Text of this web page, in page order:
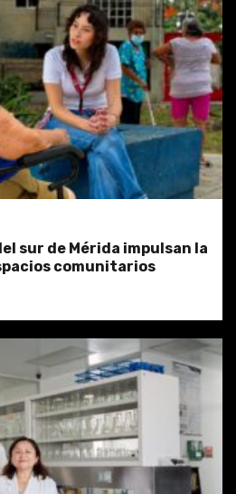
sur de Mérida impulsan la
comunitarios